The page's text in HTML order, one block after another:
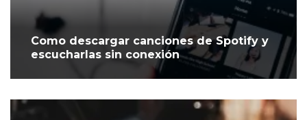
Como descargar canciones de Spotify y
escucharlas sin conexión